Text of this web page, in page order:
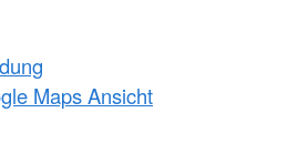
Maps Ansicht